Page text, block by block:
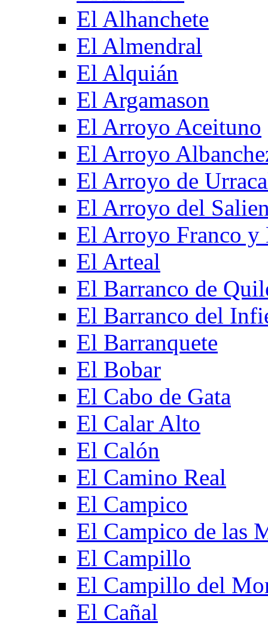
El Alhanchete
El Almendral
El Alquián
El Argamason
El Arroyo Aceituno
El Arroyo
El Arroyo de
El Arroyo del
El Arroyo Franco y
El Arteal
El Barranco de
El Barranco del
El Barranquete
El Bobar
El Cabo de Gata
El Calar Alto
El Calón
El Camino Real
El Campico
El Campico de las
El Campillo
El Campillo del
El Cañal